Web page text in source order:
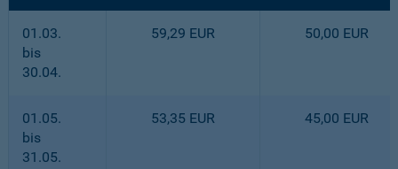
01.03.
bis
30.04.
59,29 EUR 50,00 EUR
01.05.
bis
31.05.
53,35 EUR 45,00 EUR